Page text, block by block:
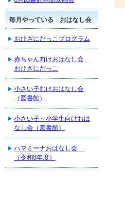
毎月やっている おはなし会
おひざにだっこプログラム
赤ちゃん向けおはなし会
おひざにだっこ
小さい子むけおはなし会
（図書館）
小さい子～小学生向けおは
なし会（図書館）
ハマミーナおはなし会
（令和8年度）